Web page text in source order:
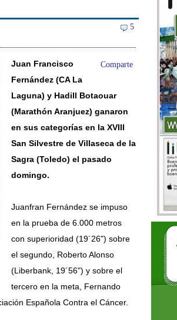
5
Comparte
Juan Francisco
Fernández (CA La
Laguna) y Hadill Botaouar
(Marathón Aranjuez) ganaron
en sus categorías en la XVIII
San Silvestre de Villaseca de la
Sagra (Toledo) el pasado
domingo.
Juanfran Fernández se impuso
en la prueba de 6.000 metros
con superioridad (19´26") sobre
el segundo, Roberto Alonso
(Liberbank, 19´56") y sobre el
tercero en la meta, Fernando
Española Contra el Cáncer.